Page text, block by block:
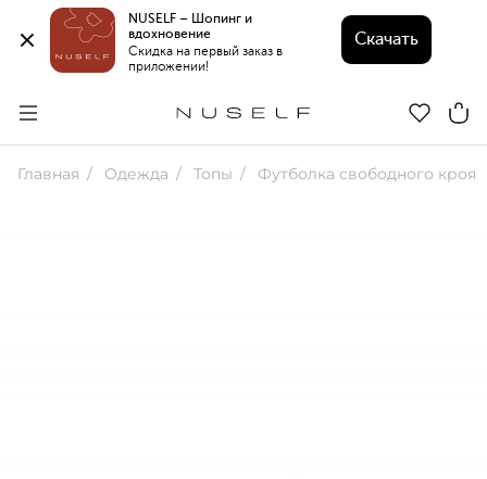
NUSELF – Шопинг и
вдохновение
Скидка на первый заказ в
приложении!
Скачать
Главная Одежда Топы Футболка свободного кроя